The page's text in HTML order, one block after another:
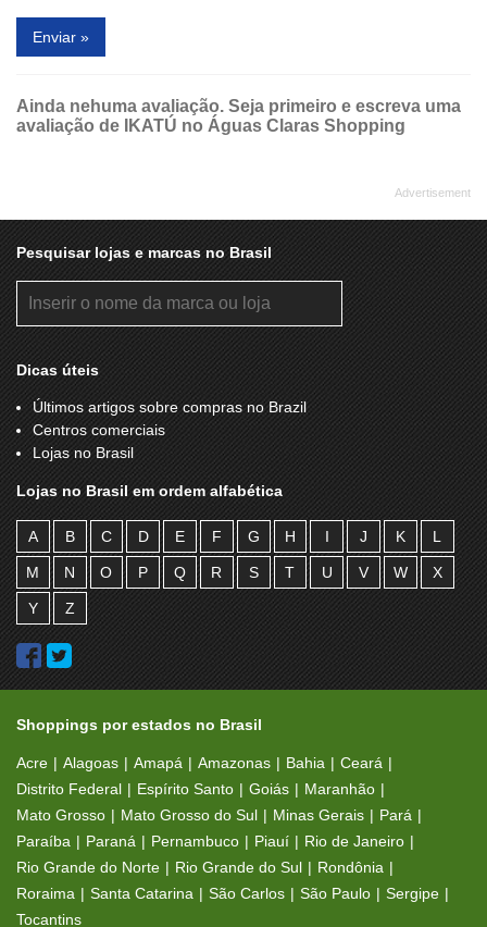
Enviar »
Ainda nehuma avaliação. Seja primeiro e escreva uma
avaliação de IKATÚ no Águas Claras Shopping
Pesquisar lojas e marcas no Brasil
Dicas úteis
Últimos artigos sobre compras no Brazil
Centros comerciais
Lojas no Brasil
Lojas no Brasil em ordem alfabética
A B C D E F G H I J K L
M N O P Q R S T U V W X
Y Z
Shoppings por estados no Brasil
Acre Alagoas Amapá Amazonas Bahia
Ceará
Distrito Federal
Espírito Santo Goiás
Maranhão
Mato Grosso
Mato Grosso do Sul Minas Gerais
Pará
Paraíba
Paraná Pernambuco Piauí
Rio de Janeiro
Rio Grande do Norte
Rio Grande do Sul
Rondônia
Roraima
Santa Catarina São Carlos São Paulo
Sergipe
Tocantins